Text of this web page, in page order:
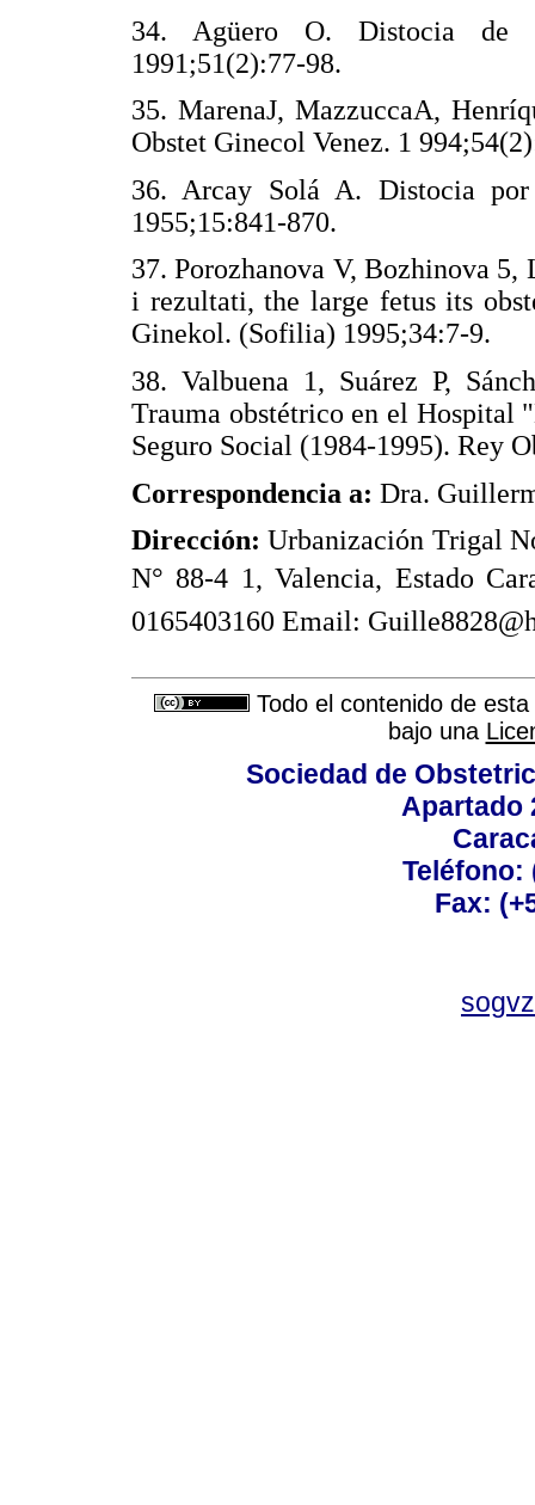
34. Agüero O. Distocia de
1991;51(2):77-98.
35. MarenaJ, MazzuccaA,
Obstet Ginecol Venez. 1
36. Arcay Solá A. Distocia por
1955;15:841-870.
37. Porozhanova V, Bozhinova
i rezultati, the large fetus its
Ginekol. (Sofilia) 1995;34:7-9.
38. Valbuena 1, Suárez P,
Trauma obstétrico en el Hospital
Seguro Social (1984-1995). Rey
Correspondencia a: Dra.
Dirección: Urbanización Trigal
N° 88-4 1, Valencia, Estado
0165403160 Email:
Todo el contenido de
bajo una
Sociedad de
Apartado
Teléfono:
Fax: